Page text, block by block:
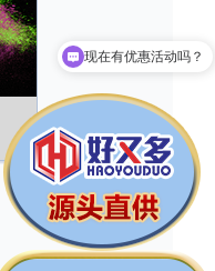
拨打13929208526